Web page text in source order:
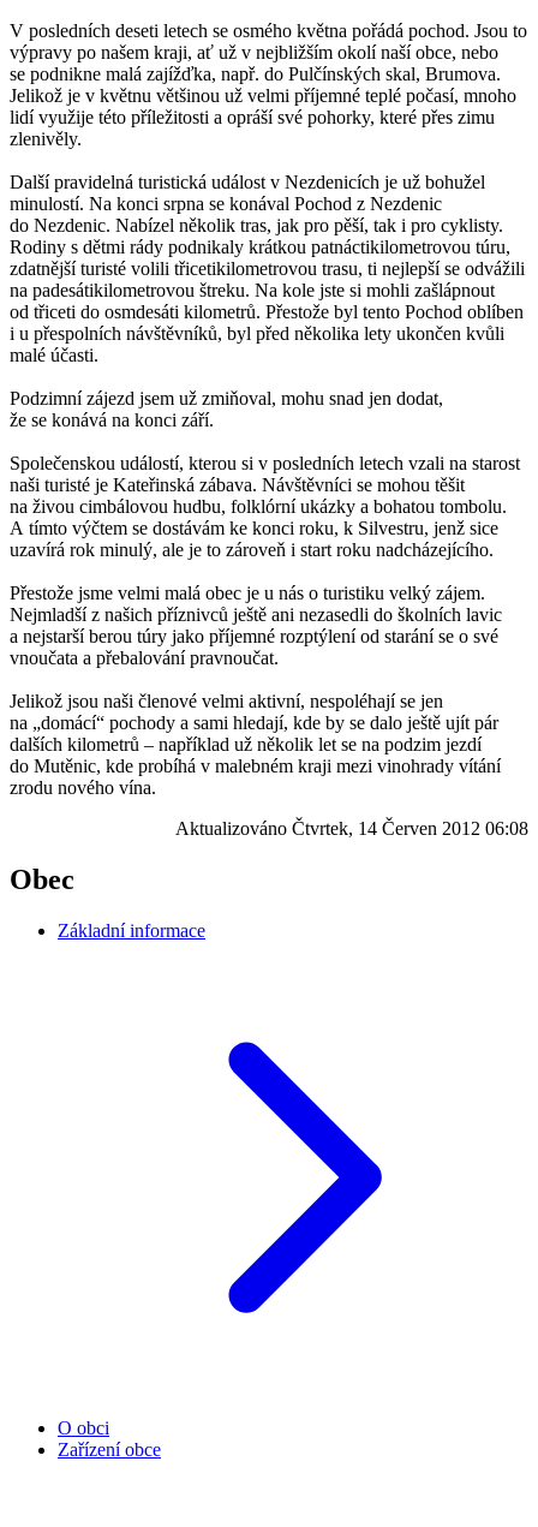
V posledních deseti letech se osmého května pořádá pochod. Jsou to
výpravy po našem kraji, ať už v nejbližším okolí naší obce, nebo
se podnikne malá zajížďka, např. do Pulčínských skal, Brumova.
Jelikož je v květnu většinou už velmi příjemné teplé počasí, mnoho
lidí využije této příležitosti a opráší své pohorky, které přes zimu
zlenivěly.
Další pravidelná turistická událost v Nezdenicích je už bohužel
minulostí. Na konci srpna se konával Pochod z Nezdenic
do Nezdenic. Nabízel několik tras, jak pro pěší, tak i pro cyklisty.
Rodiny s dětmi rády podnikaly krátkou patnáctikilometrovou túru,
zdatnější turisté volili třicetikilometrovou trasu, ti nejlepší se odvážili
na padesátikilometrovou štreku. Na kole jste si mohli zašlápnout
od třiceti do osmdesáti kilometrů. Přestože byl tento Pochod oblíben
i u přespolních návštěvníků, byl před několika lety ukončen kvůli
malé účasti.
Podzimní zájezd jsem už zmiňoval, mohu snad jen dodat,
že se konává na konci září.
Společenskou událostí, kterou si v posledních letech vzali na starost
naši turisté je Kateřinská zábava. Návštěvníci se mohou těšit
na živou cimbálovou hudbu, folklórní ukázky a bohatou tombolu.
A tímto výčtem se dostávám ke konci roku, k Silvestru, jenž sice
uzavírá rok minulý, ale je to zároveň i start roku nadcházejícího.
Přestože jsme velmi malá obec je u nás o turistiku velký zájem.
Nejmladší z našich příznivců ještě ani nezasedli do školních lavic
a nejstarší berou túry jako příjemné rozptýlení od starání se o své
vnoučata a přebalování pravnoučat.
Jelikož jsou naši členové velmi aktivní, nespoléhají se jen
na „domácí“ pochody a sami hledají, kde by se dalo ještě ujít pár
dalších kilometrů – například už několik let se na podzim jezdí
do Mutěnic, kde probíhá v malebném kraji mezi vinohrady vítání
zrodu nového vína.
Aktualizováno Čtvrtek, 14 Červen 2012 06:08
Obec
Základní informace
O obci
Zařízení obce